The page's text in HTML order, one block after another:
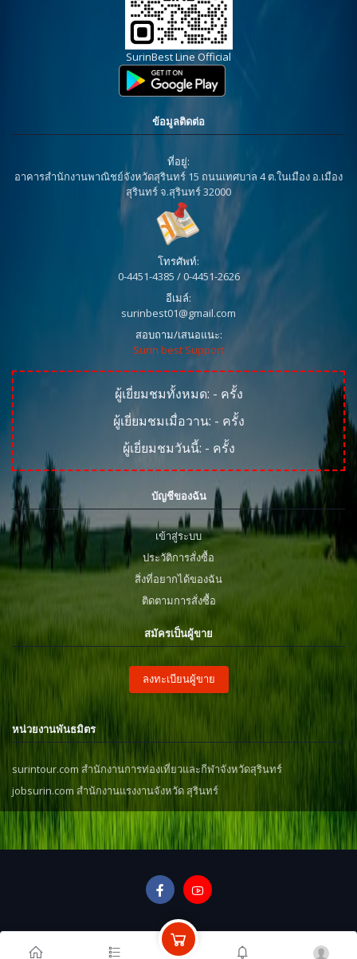
SurinBest Line Official
ข้อมูลติดต่อ
ที่อยู่:
อาคารสำนักงานพาณิชย์จังหวัดสุรินทร์ 15 ถนนเทศบาล 4 ต.ในเมือง อ.เมือง
สุรินทร์ จ.สุรินทร์ 32000
โทรศัพท์:
0-4451-4385 / 0-4451-2626
อีเมล์:
surinbest01@gmail.com
สอบถาม/เสนอแนะ:
Surin best Support
ผู้เยี่ยมชมทั้งหมด: - ครั้ง
ผู้เยี่ยมชมเมื่อวาน: - ครั้ง
ผู้เยี่ยมชมวันนี้: - ครั้ง
บัญชีของฉัน
เข้าสู่ระบบ
ประวัติการสั่งซื้อ
สิ่งที่อยากได้ของฉัน
ติดตามการสั่งซื้อ
สมัครเป็นผู้ขาย
ลงทะเบียนผู้ขาย
หน่วยงานพันธมิตร
surintour.com สำนักงานการท่องเที่ยวและกีฬาจังหวัดสุรินทร์
jobsurin.com สำนักงานแรงงานจังหวัด สุรินทร์